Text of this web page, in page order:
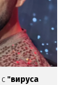
с "вируса